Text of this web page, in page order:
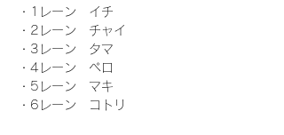
・1レーン　イチ
・2レーン　チャイ
・3レーン　タマ
・4レーン　ペロ
・5レーン　マキ
・6レーン　コトリ